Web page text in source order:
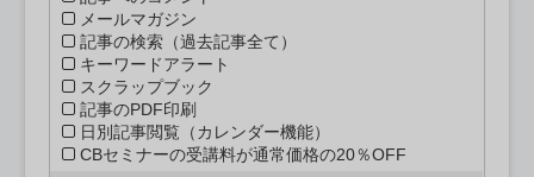
メールマガジン
記事の検索（過去記事全て）
キーワードアラート
スクラップブック
記事のPDF印刷
日別記事閲覧（カレンダー機能）
CBセミナーの受講料が通常価格の20％OFF